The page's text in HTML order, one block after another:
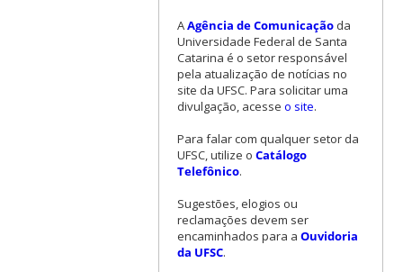
AAgência de Comunicaçãoda
Universidade Federal de Santa
Catarina é o setor responsável
pela atualização de notícias no
site da UFSC. Para solicitar uma
divulgação, acesse o site.
Para falar com qualquer setor da
UFSC, utilize o Catálogo
Telefônico.
Sugestões, elogios ou
reclamações devem ser
encaminhados para a Ouvidoria
da UFSC.